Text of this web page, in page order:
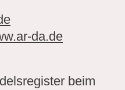
da.de
beim